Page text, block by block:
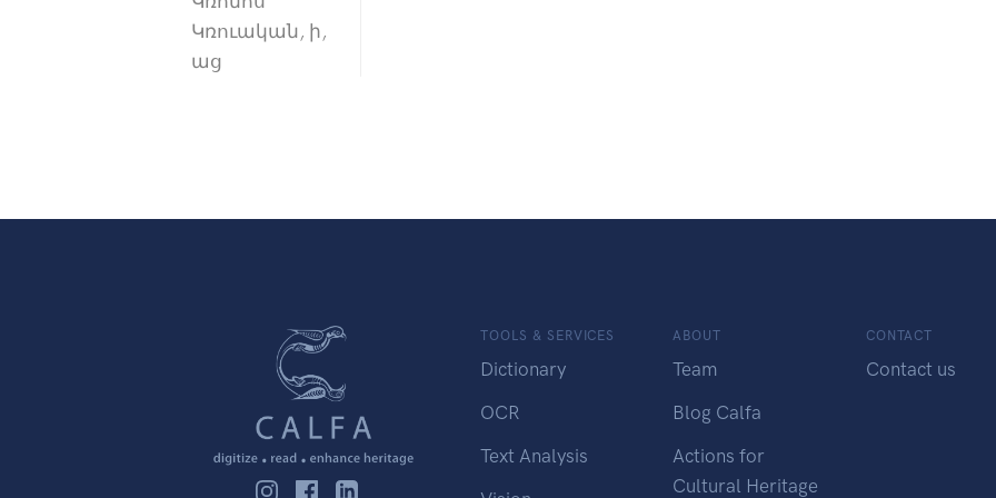
Կռուական, ի,
աց
TOOLS & SERVICES
Dictionary
OCR
Text Analysis
ABOUT
Team
Blog Calfa
Actions for
Cultural Heritage
CONTACT
Contact us